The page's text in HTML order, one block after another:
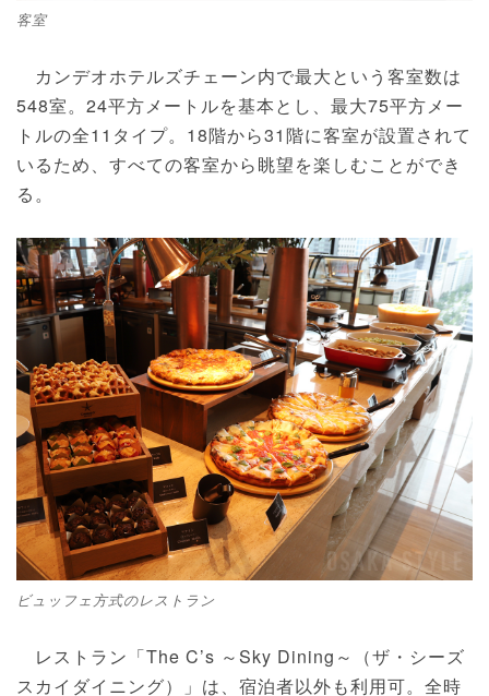
客室
カンデオホテルズチェーン内で最大という客室数は
548室。24平方メートルを基本とし、最大75平方メー
トルの全11タイプ。18階から31階に客室が設置されて
いるため、すべての客室から眺望を楽しむことができ
る。
ビュッフェ方式のレストラン
レストラン「The C’s ～Sky Dining～（ザ・シーズ
スカイダイニング）」は、宿泊者以外も利用可。全時